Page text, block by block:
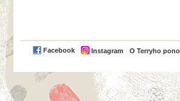
Facebook Instagram O Terryho